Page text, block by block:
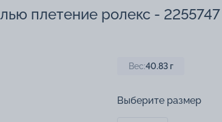
плетение ролекс - 2255747
Вес:40.83г
Выберите размер